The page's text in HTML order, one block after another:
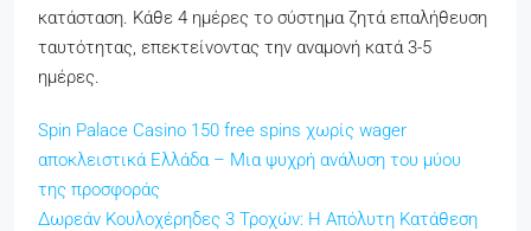
κατάσταση. Κάθε 4 ημέρες το σύστημα ζητά επαλήθευση
ταυτότητας, επεκτείνοντας την αναμονή κατά 3-5
ημέρες.
Spin Palace Casino 150 free spins χωρίς wager
αποκλειστικά Ελλάδα – Μια ψυχρή ανάλυση του μύου
της προσφοράς
Δωρεάν Κουλοχέρηδες 3 Τροχών: Η Απόλυτη Κατάθεση